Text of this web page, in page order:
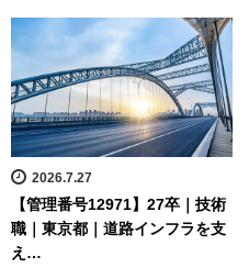
2026.7.27
【管理番号12971】27卒｜技術
職｜東京都｜道路インフラを支
え…